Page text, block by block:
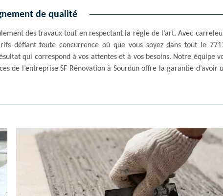
de qualité
des travaux tout en respectant la règle de l’art. Avec
défiant toute concurrence où que vous soyez dans tout le
qui correspond à vos attentes et à vos besoins. Notre équipe
de l’entreprise SF Rénovation à Sourdun offre la garantie d’avoir